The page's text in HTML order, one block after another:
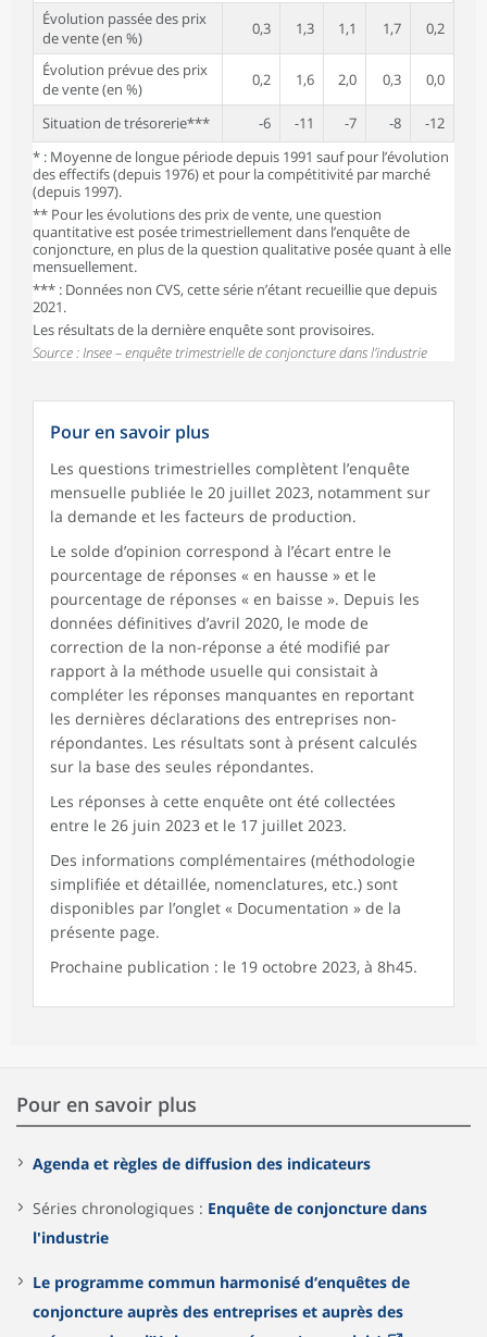
Évolution passée des prix
de vente (en %)
0,3 1,3 1,1 1,7 0,2
Évolution prévue des prix
de vente (en %)
0,2 1,6 2,0 0,3 0,0
Situation de trésorerie*** -6 -11 -7 -8
-12
* : Moyenne de longue période depuis 1991 sauf pour l’évolution
des effectifs (depuis 1976) et pour la compétitivité par marché
(depuis 1997).
** Pour les évolutions des prix de vente, une question
quantitative est posée trimestriellement dans l’enquête de
conjoncture, en plus de la question qualitative posée quant à elle
mensuellement.
*** : Données non CVS, cette série n’étant recueillie que depuis
2021.
Les résultats de la dernière enquête sont provisoires.
Source : Insee – enquête trimestrielle de conjoncture dans l’industrie
Pour en savoir plus
Les questions trimestrielles complètent l’enquête
mensuelle publiée le 20 juillet 2023, notamment sur
la demande et les facteurs de production.
Le solde d’opinion correspond à l’écart entre le
pourcentage de réponses « en hausse » et le
pourcentage de réponses « en baisse ». Depuis les
données définitives d’avril 2020, le mode de
correction de la non-réponse a été modifié par
rapport à la méthode usuelle qui consistait à
compléter les réponses manquantes en reportant
les dernières déclarations des entreprises non-
répondantes. Les résultats sont à présent calculés
sur la base des seules répondantes.
Les réponses à cette enquête ont été collectées
entre le 26 juin 2023 et le 17 juillet 2023.
Des informations complémentaires (méthodologie
simplifiée et détaillée, nomenclatures, etc.) sont
disponibles par l’onglet « Documentation » de la
présente page.
Prochaine publication : le 19 octobre 2023, à 8h45.
Pour en savoir plus
Agenda et règles de diffusion des indicateurs
Séries chronologiques : Enquête de conjoncture dans
l'industrie
Le programme commun harmonisé d‘enquêtes de
conjoncture auprès des entreprises et auprès des